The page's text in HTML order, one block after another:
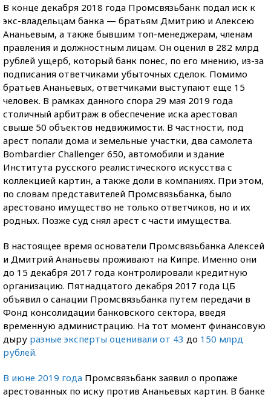
В конце декабря 2018 года Промсвязьбанк подал иск к
экс-владельцам банка — братьям Дмитрию и Алексею
Ананьевым, а также бывшим топ-менеджерам, членам
правления и должностным лицам. Он оценил в 282 млрд
рублей ущерб, который банк понес, по его мнению, из-за
подписания ответчиками убыточных сделок. Помимо
братьев Ананьевых, ответчиками выступают еще 15
человек. В рамках данного спора 29 мая 2019 года
столичный арбитраж в обеспечение иска арестовал
свыше 50 объектов недвижимости. В частности, под
арест попали дома и земельные участки, два самолета
Bombardier Challenger 650, автомобили и здание
Института русского реалистического искусства с
коллекцией картин, а также доли в компаниях. При этом,
по словам представителей Промсвязьбанка, было
арестовано имущество не только ответчиков, но и их
родных. Позже суд снял арест с части имущества.
В настоящее время основатели Промсвязьбанка Алексей
и Дмитрий Ананьевы проживают на Кипре. Именно они
до 15 декабря 2017 года контролировали кредитную
организацию. Пятнадцатого декабря 2017 года ЦБ
объявил о санации Промсвязьбанка путем передачи в
Фонд консолидации банковского сектора, введя
временную администрацию. На тот момент финансовую
дыру разные эксперты оценивали от 43 до 150 млрд
рублей.
В июне 2019 года Промсвязьбанк заявил о пропаже
арестованных по иску против Ананьевых картин. В банке